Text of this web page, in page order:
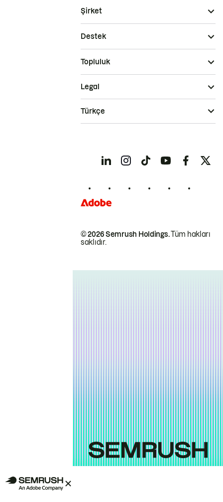
Şirket
Destek
Topluluk
© 2026 Semrush Holdings.Tüm hakları
saklıdır.
Legal
Türkçe